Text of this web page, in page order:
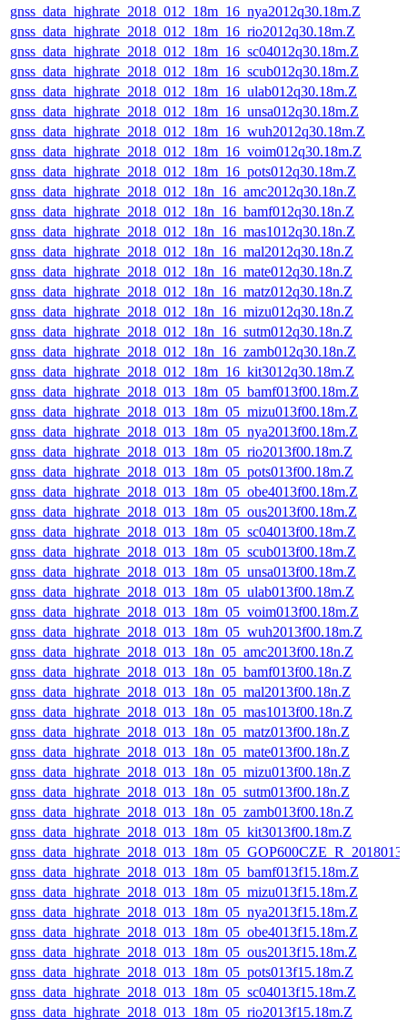
gnss_data_highrate_2018_012_18m_16_nya2012q30.18m.Z
gnss_data_highrate_2018_012_18m_16_rio2012q30.18m.Z
gnss_data_highrate_2018_012_18m_16_sc04012q30.18m.Z
gnss_data_highrate_2018_012_18m_16_scub012q30.18m.Z
gnss_data_highrate_2018_012_18m_16_ulab012q30.18m.Z
gnss_data_highrate_2018_012_18m_16_unsa012q30.18m.Z
gnss_data_highrate_2018_012_18m_16_wuh2012q30.18m.Z
gnss_data_highrate_2018_012_18m_16_voim012q30.18m.Z
gnss_data_highrate_2018_012_18m_16_pots012q30.18m.Z
gnss_data_highrate_2018_012_18n_16_amc2012q30.18n.Z
gnss_data_highrate_2018_012_18n_16_bamf012q30.18n.Z
gnss_data_highrate_2018_012_18n_16_mas1012q30.18n.Z
gnss_data_highrate_2018_012_18n_16_mal2012q30.18n.Z
gnss_data_highrate_2018_012_18n_16_mate012q30.18n.Z
gnss_data_highrate_2018_012_18n_16_matz012q30.18n.Z
gnss_data_highrate_2018_012_18n_16_mizu012q30.18n.Z
gnss_data_highrate_2018_012_18n_16_sutm012q30.18n.Z
gnss_data_highrate_2018_012_18n_16_zamb012q30.18n.Z
gnss_data_highrate_2018_012_18m_16_kit3012q30.18m.Z
gnss_data_highrate_2018_013_18m_05_bamf013f00.18m.Z
gnss_data_highrate_2018_013_18m_05_mizu013f00.18m.Z
gnss_data_highrate_2018_013_18m_05_nya2013f00.18m.Z
gnss_data_highrate_2018_013_18m_05_rio2013f00.18m.Z
gnss_data_highrate_2018_013_18m_05_pots013f00.18m.Z
gnss_data_highrate_2018_013_18m_05_obe4013f00.18m.Z
gnss_data_highrate_2018_013_18m_05_ous2013f00.18m.Z
gnss_data_highrate_2018_013_18m_05_sc04013f00.18m.Z
gnss_data_highrate_2018_013_18m_05_scub013f00.18m.Z
gnss_data_highrate_2018_013_18m_05_unsa013f00.18m.Z
gnss_data_highrate_2018_013_18m_05_ulab013f00.18m.Z
gnss_data_highrate_2018_013_18m_05_voim013f00.18m.Z
gnss_data_highrate_2018_013_18m_05_wuh2013f00.18m.Z
gnss_data_highrate_2018_013_18n_05_amc2013f00.18n.Z
gnss_data_highrate_2018_013_18n_05_bamf013f00.18n.Z
gnss_data_highrate_2018_013_18n_05_mal2013f00.18n.Z
gnss_data_highrate_2018_013_18n_05_mas1013f00.18n.Z
gnss_data_highrate_2018_013_18n_05_matz013f00.18n.Z
gnss_data_highrate_2018_013_18n_05_mate013f00.18n.Z
gnss_data_highrate_2018_013_18n_05_mizu013f00.18n.Z
gnss_data_highrate_2018_013_18n_05_sutm013f00.18n.Z
gnss_data_highrate_2018_013_18n_05_zamb013f00.18n.Z
gnss_data_highrate_2018_013_18m_05_kit3013f00.18m.Z
gnss_data_highrate_2018_013_18m_05_bamf013f15.18m.Z
gnss_data_highrate_2018_013_18m_05_mizu013f15.18m.Z
gnss_data_highrate_2018_013_18m_05_nya2013f15.18m.Z
gnss_data_highrate_2018_013_18m_05_obe4013f15.18m.Z
gnss_data_highrate_2018_013_18m_05_ous2013f15.18m.Z
gnss_data_highrate_2018_013_18m_05_pots013f15.18m.Z
gnss_data_highrate_2018_013_18m_05_sc04013f15.18m.Z
gnss_data_highrate_2018_013_18m_05_rio2013f15.18m.Z